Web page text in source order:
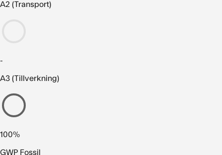
A2 (Transport)
-
A3 (Tillverkning)
100%
GWP Fossil